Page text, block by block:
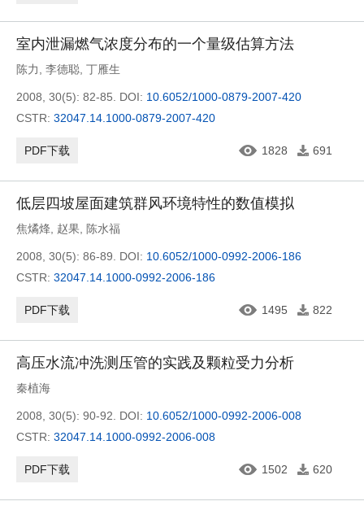
室内泄漏燃气浓度分布的一个量级估算方法
陈力 李德聪 丁雁生
2008, 30(5): 82-85. DOI: 10.6052/1000-0879-2007-420
CSTR: 32047.14.1000-0879-2007-420
PDF下载 1828 691
低层四坡屋面建筑群风环境特性的数值模拟
焦燏烽 赵果 陈水福
2008, 30(5): 86-89. DOI: 10.6052/1000-0992-2006-186
CSTR: 32047.14.1000-0992-2006-186
PDF下载 1495 822
高压水流冲洗测压管的实践及颗粒受力分析
秦植海
2008, 30(5): 90-92. DOI: 10.6052/1000-0992-2006-008
CSTR: 32047.14.1000-0992-2006-008
PDF下载 1502 620